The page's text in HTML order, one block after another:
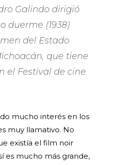
Galindo dirigió
duerme (1938)
del Estado
que tiene
el Festival de cine
mucho interés en los
muy llamativo. No
existía el film noir
es mucho más grande,